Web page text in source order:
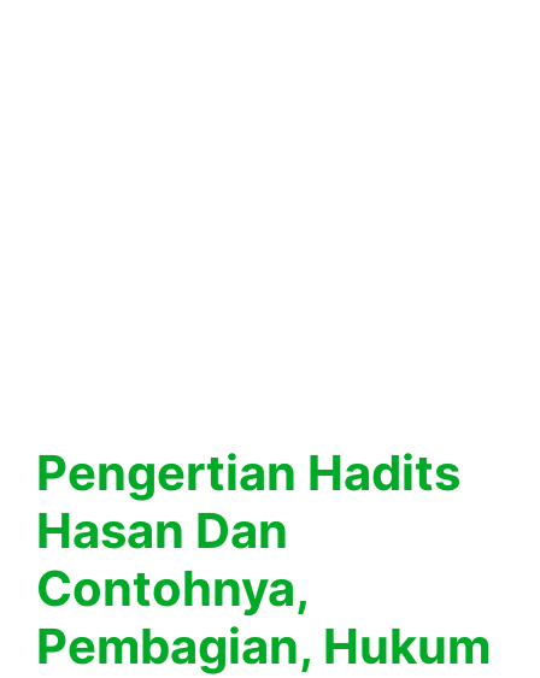
Pengertian Hadits
Hasan Dan
Contohnya,
Pembagian, Hukum